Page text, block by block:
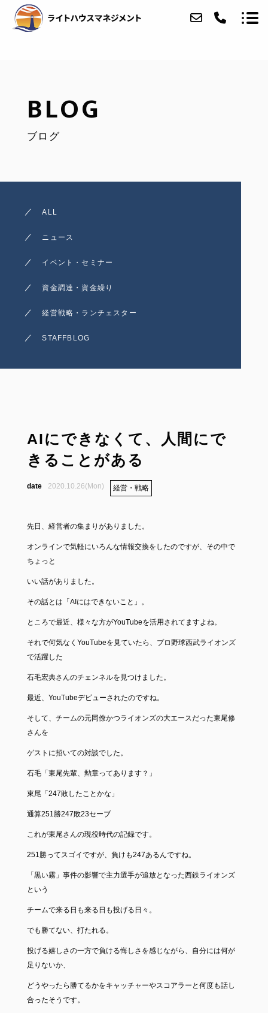
BLOG
ブログ
ALL
ニュース
イベント・セミナー
資金調達・資金繰り
経営戦略・ランチェスター
STAFFBLOG
AIにできなくて、人間にで
きることがある
2020.10.26(Mon) 経営・戦略
先日、経営者の集まりがありました。
オンラインで気軽にいろんな情報交換をしたのですが、その中で
ちょっと
いい話がありました。
その話とは「AIにはできないこと」。
ところで最近、様々な方がYouTubeを活用されてますよね。
それで何気なくYouTubeを見ていたら、プロ野球西武ライオンズ
で活躍した
石毛宏典さんのチェンネルを見つけました。
最近、YouTubeデビューされたのですね。
そして、チームの元同僚かつライオンズの大エースだった東尾修
さんを
ゲストに招いての対談でした。
石毛「東尾先輩、勲章ってあります？」
東尾「247敗したことかな」
通算251勝247敗23セーブ
これが東尾さんの現役時代の記録です。
251勝ってスゴイですが、負けも247あるんですね。
「黒い霧」事件の影響で主力選手が追放となった西鉄ライオンズ
という
チームで来る日も来る日も投げる日々。
でも勝てない、打たれる。
投げる嬉しさの一方で負ける悔しさを感じながら、自分には何が
足りないか、
どうやったら勝てるかをキャッチャーやスコアラーと何度も話し
合ったそうです。